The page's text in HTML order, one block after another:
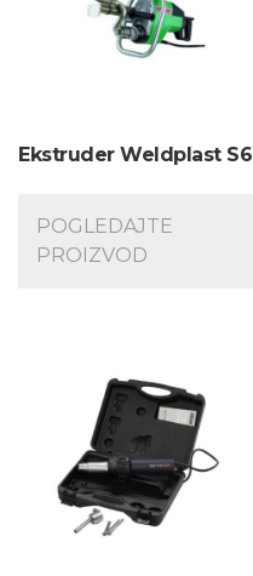
Ekstruder Weldplast S6
POGLEDAJTE
PROIZVOD